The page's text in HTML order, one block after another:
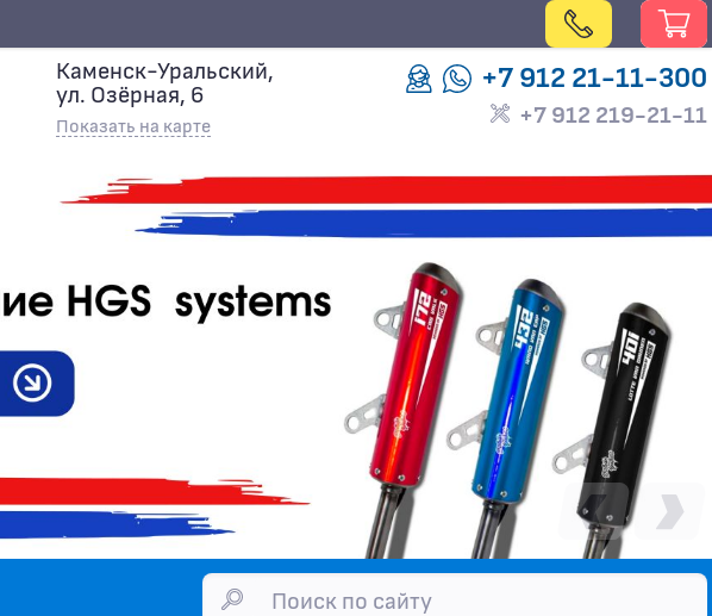
Каменск-Уральский,
ул. Озёрная, 6
Показать на карте
+7 912 21-11-300
+7 912 219-21-11